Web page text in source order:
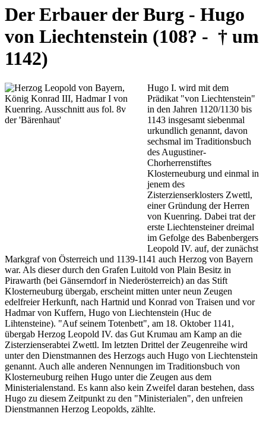
Der Erbauer der Burg - Hugo
von Liechtenstein (108? - † um
1142)
Hugo I. wird mit dem
Prädikat "von Liechtenstein"
in den Jahren 1120/1130 bis
1143 insgesamt siebenmal
urkundlich genannt, davon
sechsmal im Traditionsbuch
des Augustiner-
Chorherrenstiftes
Klosterneuburg und einmal in
jenem des
Zisterzienserklosters Zwettl,
einer Gründung der Herren
von Kuenring. Dabei trat der
erste Liechtensteiner dreimal
im Gefolge des Babenbergers
Leopold IV. auf, der zunächst
Markgraf von Österreich und 1139-1141 auch Herzog von Bayern
war. Als dieser durch den Grafen Luitold von Plain Besitz in
Pirawarth (bei Gänserndorf in Niederösterreich) an das Stift
Klosterneuburg übergab, erscheint mitten unter neun Zeugen
edelfreier Herkunft, nach Hartnid und Konrad von Traisen und vor
Hadmar von Kuffern, Hugo von Liechtenstein (Huc de
Lihtensteine). "Auf seinem Totenbett", am 18. Oktober 1141,
übergab Herzog Leopold IV. das Gut Krumau am Kamp an die
Zisterzienserabtei Zwettl. Im letzten Drittel der Zeugenreihe wird
unter den Dienstmannen des Herzogs auch Hugo von Liechtenstein
genannt. Auch alle anderen Nennungen im Traditionsbuch von
Klosterneuburg reihen Hugo unter die Zeugen aus dem
Ministerialenstand. Es kann also kein Zweifel daran bestehen, dass
Hugo zu diesem Zeitpunkt zu den "Ministerialen", den unfreien
Dienstmannen Herzog Leopolds, zählte.